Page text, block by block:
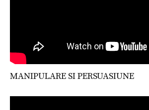
MANIPULARE SI PERSUASIUNE